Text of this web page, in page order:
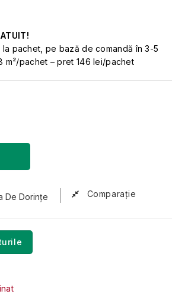
pachet, pe bază de comandă în 3-5
m²/pachet – pret 146 lei/pachet
De Dorințe Comparaţie